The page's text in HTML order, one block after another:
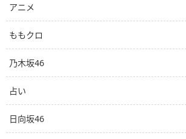
アニメ
ももクロ
乃木坂46
占い
日向坂46